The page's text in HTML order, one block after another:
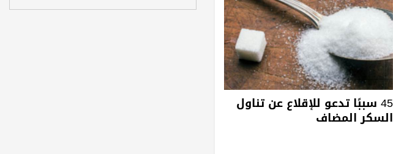
45 سببًا تدعو للإقلاع عن تناول
السكر المضاف